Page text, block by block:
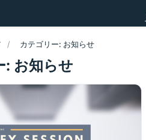
/ カテゴリー: お知らせ
: お知らせ